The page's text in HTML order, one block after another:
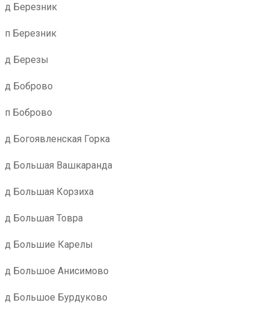
д Березник
п Березник
д Березы
д Боброво
п Боброво
д Богоявленская Горка
д Большая Вашкаранда
д Большая Корзиха
д Большая Товра
д Большие Карелы
д Большое Анисимово
д Большое Бурдуково